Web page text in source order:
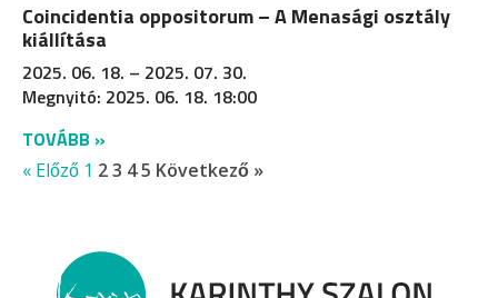
Coincidentia oppositorum – A Menasági osztály
kiállítása
2025. 06. 18. – 2025. 07. 30.
Megnyitó: 2025. 06. 18. 18:00
TOVÁBB »
« Előző 1 23 45 Következő »